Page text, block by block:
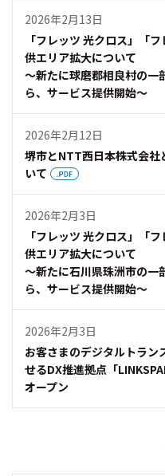
2026年2月13日
「フレッツ 光クロス」「
供エリア拡大について
～新たに球磨郡相良村の一
ら、サービス提供開始～
2026年2月12日
堺市とNTT西日本株式会社
いて
2026年2月3日
「フレッツ 光クロス」「
供エリア拡大について
～新たに石川県珠洲市の一
ら、サービス提供開始～
2026年2月3日
お客さまのデジタルトラン
せるDX推進拠点「
オープン